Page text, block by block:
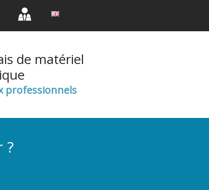
(current)(current)
de matériel
professionnels
?